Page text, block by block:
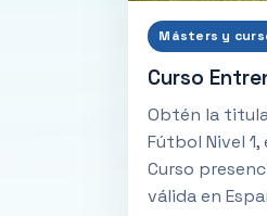
Másters y
Curso
Obtén la
Fútbol Nivel 1,
Curso
válida en